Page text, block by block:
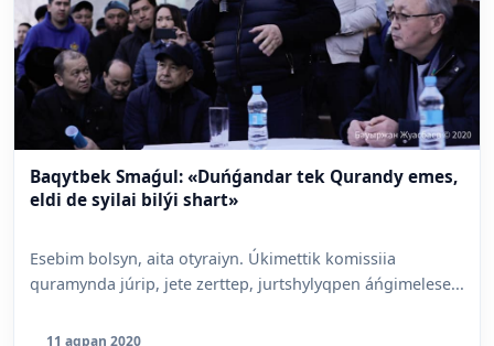
Baqytbek Smaǵul: «Duńǵandar tek Qurandy emes,
eldi de syilai bilýi shart»
Esebim bolsyn, aita otyraiyn. Úkimettik komissiia
quramynda júrip, jete zerttep, jurtshylyqpen áńgimelese...
11 aqpan 2020